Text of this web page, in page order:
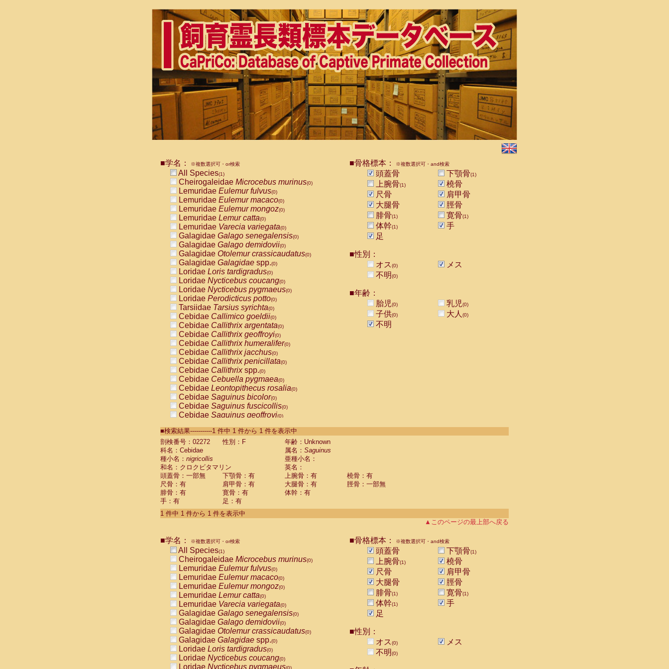
■学名： ※複数選択可・or検索
All Species(1)
Cheirogaleidae Microcebus murinus(0)
Lemuridae Eulemur fulvus(0)
Lemuridae Eulemur macaco(0)
Lemuridae Eulemur mongoz(0)
Lemuridae Lemur catta(0)
Lemuridae Varecia variegata(0)
Galagidae Galago senegalensis(0)
Galagidae Galago demidovii(0)
Galagidae Otolemur crassicaudatus(0)
Galagidae Galagidae spp.(0)
Loridae Loris tardigradus(0)
Loridae Nycticebus coucang(0)
Loridae Nycticebus pygmaeus(0)
Loridae Perodicticus potto(0)
Tarsiidae Tarsius syrichta(0)
Cebidae Callimico goeldii(0)
Cebidae Callithrix argentata(0)
Cebidae Callithrix geoffroyi(0)
Cebidae Callithrix humeralifer(0)
Cebidae Callithrix jacchus(0)
Cebidae Callithrix penicillata(0)
Cebidae Callithrixspp.(0)
Cebidae Cebuella pygmaea(0)
Cebidae Leontopithecus rosalia(0)
Cebidae Saguinus bicolor(0)
Cebidae Saguinus fuscicollis(0)
Cebidae Saguinus geoffroyi(0)
CebidaeSaguinus labiatus(0)
Cebidae Saguinus leucopus (0)
Cebidae
CebidaeSaguinus mystax
CebidaeSaguinus nigricollis (1)
Cebidae Saguinus oedipus
Cebidae Saguinus weddelli
Cebidae Saguinusspp.
Cebidae Aotus trivirgatus
Cebidae Cebus albifrons
CebidaeCebus nigrivittatus
CebidaeCebus
CebidaeSaimiri boliviensis(0)
CebidaeSaimiri sciureus(0)
AtelidaeAlouatta caraya(0)
AtelidaeAlouatta fusca(0)
AtelidaeAlouatta seniculus
AtelidaeAlouattaspp.(0)
AtelidaeAteles belzebuth(0)
AtelidaeAteles geoffroyi(0)
AtelidaeAteles paniscus(0)
AtelidaeAtelesspp.(0)
Atelidae Lagothrix lagothricha
AtelidaeLagothrix lagothricha cana
PitheciidaeCacajao calvus rubicundus
■骨格標本： ※複数選択可・and検索
頭蓋骨 下顎骨(1)
上腕骨(1)
橈骨
尺骨
肩甲骨
大腿骨
脛骨
腓骨(1) 寛骨(1)
体幹(1)
手
足
■性別：
オス(0)
メス
不明(0)
■年齢：
胎児(0) 乳児(0)
子供(0) 大人 (0)
不明
■検索結果-----------1 件中 1 件から 1 件を表示中
剖検番号：02272
性別：F
年齢：Unknown
科名：Cebidae
属名： Saguinus
種小名： nigricollis
亜種小名：
和名：クロクビタマリン
英名：
頭蓋骨：一部無
下顎骨：有 上腕骨：有
橈骨：有
尺骨：有
肩甲骨：有 大腿骨：有
脛骨：一部無
腓骨：有
寛骨：有
体幹：有
手：有
足：有
1 件中 1 件から 1 件を表示中
▲このページの最上部へ戻る
■学名： ※複数選択可・or検索
All Species(1)
Cheirogaleidae Microcebus murinus(0)
Lemuridae Eulemur fulvus(0)
Lemuridae Eulemur macaco(0)
Lemuridae Eulemur mongoz(0)
Lemuridae Lemur catta(0)
Lemuridae Varecia variegata(0)
Galagidae Galago senegalensis(0)
Galagidae Galago demidovii(0)
Galagidae Otolemur crassicaudatus(0)
Galagidae Galagidae spp.(0)
Loridae Loris tardigradus(0)
Loridae Nycticebus coucang(0)
Loridae Nycticebus pygmaeus(0)
■骨格標本： ※複数選択可・and検索
頭蓋骨 下顎骨(1)
上腕骨(1)
橈骨
尺骨
肩甲骨
大腿骨
脛骨
腓骨(1) 寛骨(1)
体幹(1)
手
足
■性別：
オス(0)
メス
不明(0)